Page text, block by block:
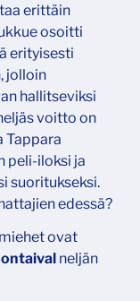
erittäin
osoitti
erityisesti
jolloin
hallitseviksi
voitto on
Tappara
peli-iloksi ja
suoritukseksi.
edessä?
ovat
neljän